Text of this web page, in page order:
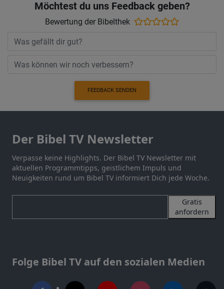
Möchtest du uns Feedback geben?
Bewertung der Bibelthek
FEEDBACK SENDEN
Der Bibel TV Newsletter
Verpasse keine Highlights. Der Bibel TV Newsletter mit
aktuellen Programmtipps, geistlichem Impuls und
Neuigkeiten rund um Bibel TV informiert Dich jede Woche.
Gratis
anfordern
Folge Bibel TV auf den sozialen Medien